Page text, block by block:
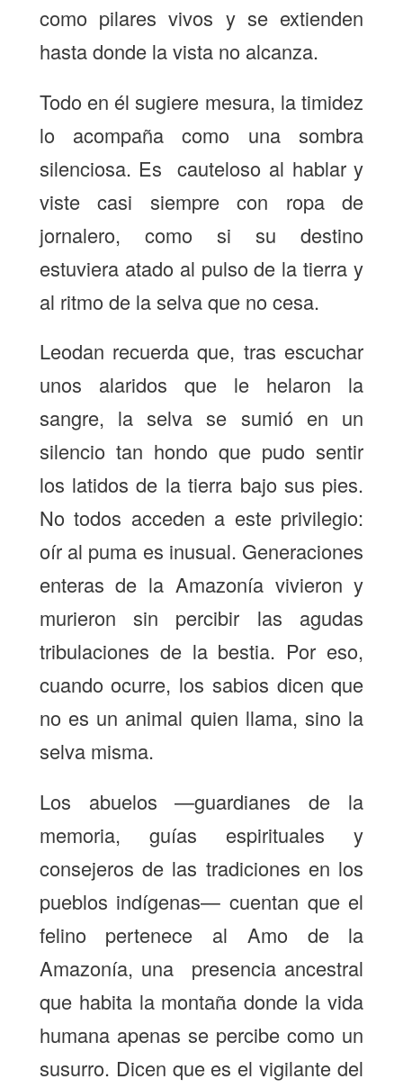
como pilares vivos y se extienden
hasta donde la vista no alcanza.
Todo en él sugiere mesura, la timidez
lo acompaña como una sombra
silenciosa. Es cauteloso al hablar y
viste casi siempre con ropa de
jornalero, como si su destino
estuviera atado al pulso de la tierra y
al ritmo de la selva que no cesa.
Leodan recuerda que, tras escuchar
unos alaridos que le helaron la
sangre, la selva se sumió en un
silencio tan hondo que pudo sentir
los latidos de la tierra bajo sus pies.
No todos acceden a este privilegio:
oír al puma es inusual. Generaciones
enteras de la Amazonía vivieron y
murieron sin percibir las agudas
tribulaciones de la bestia. Por eso,
cuando ocurre, los sabios dicen que
no es un animal quien llama, sino la
selva misma.
Los abuelos —guardianes de la
memoria, guías espirituales y
consejeros de las tradiciones en los
pueblos indígenas— cuentan que el
felino pertenece al Amo de la
Amazonía, una presencia ancestral
que habita la montaña donde la vida
humana apenas se percibe como un
susurro. Dicen que es el vigilante del